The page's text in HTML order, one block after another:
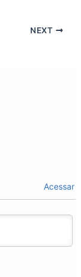
NEXT
Acessar